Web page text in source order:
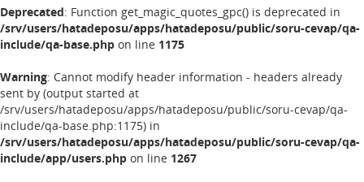
Deprecated: Function get_magic_quotes_gpc() is deprecated in
/srv/users/hatadeposu/apps/hatadeposu/public/soru-cevap/qa-
include/qa-base.php on line 1175
Warning: Cannot modify header information - headers already
sent by (output started at
/srv/users/hatadeposu/apps/hatadeposu/public/soru-cevap/qa-
include/qa-base.php:1175) in
/srv/users/hatadeposu/apps/hatadeposu/public/soru-cevap/qa-
include/app/users.php on line 1267